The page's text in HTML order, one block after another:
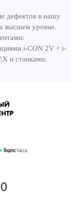
дефектов в нашу
высшем уровне.
i-CON 2V + i-
и станками.
Чтобы снова
время,
5s к нам, в
устройство в
ремонта.